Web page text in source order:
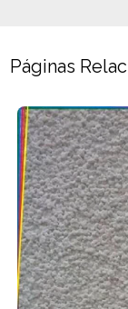
Páginas